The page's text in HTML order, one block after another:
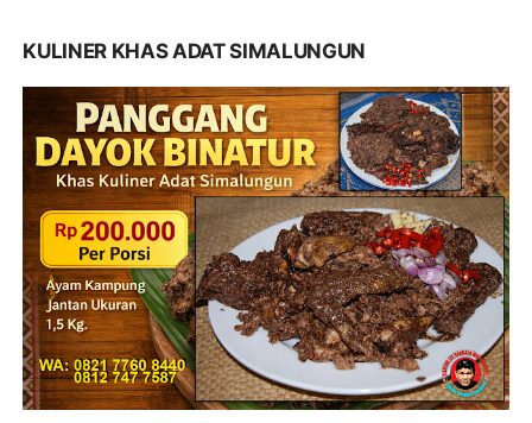
KULINER KHAS ADAT SIMALUNGUN